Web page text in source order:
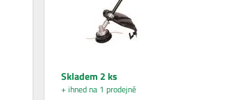
Skladem 2 ks
+ ihned na 1 prodejně